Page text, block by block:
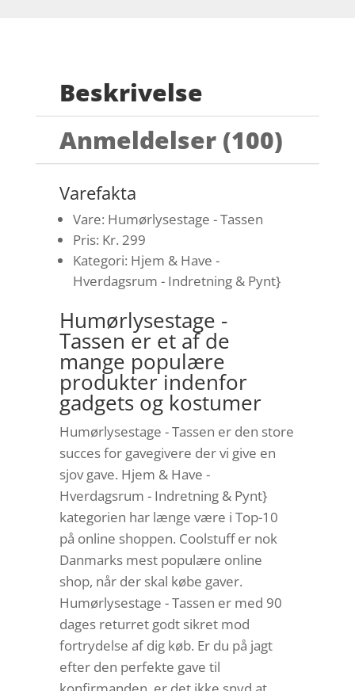
Beskrivelse
Anmeldelser (100)
Varefakta
Vare: Humørlysestage - Tassen
Pris: Kr. 299
Kategori: Hjem & Have -
Hverdagsrum - Indretning & Pynt}
Humørlysestage -
Tassen er et af de
mange populære
produkter indenfor
gadgets og kostumer
Humørlysestage - Tassen er den store
succes for gavegivere der vi give en
sjov gave. Hjem & Have -
Hverdagsrum - Indretning & Pynt}
kategorien har længe være i Top-10
på online shoppen. Coolstuff er nok
Danmarks mest populære online
shop, når der skal købe gaver.
Humørlysestage - Tassen er med 90
dages returret godt sikret mod
fortrydelse af dig køb. Er du på jagt
efter den perfekte gave til